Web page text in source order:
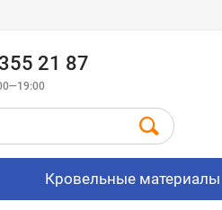
21 87
Кровельные материалы